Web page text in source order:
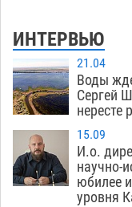
ИНТЕРВЬЮ
21.04
Воды
Сергей
нересте
15.09
И.о.
научно-
юбилее
уровня